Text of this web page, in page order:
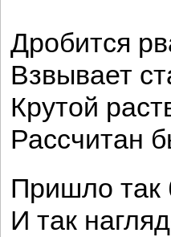
Дробится
Взвывает
Крутой
Рассчитан
Пришло так
И так